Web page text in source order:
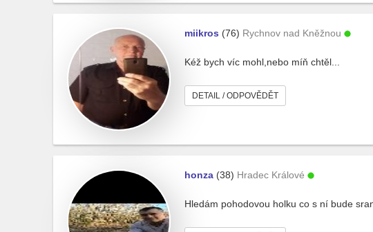
miikros (76) Rychnov nad Kněžnou
Kéž bych víc mohl,nebo míň chtěl...
DETAIL / ODPOVĚDĚT
honza (38) Hradec Králové
Hledám pohodovou holku co s ní bude